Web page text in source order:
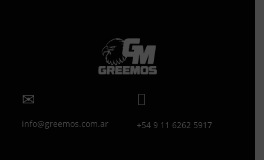
info@greemos.com.ar +54 9 11 6262 5917